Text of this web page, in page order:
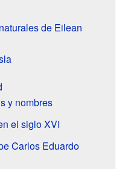
de Eilean
y nombres
el siglo XVI
Carlos Eduardo